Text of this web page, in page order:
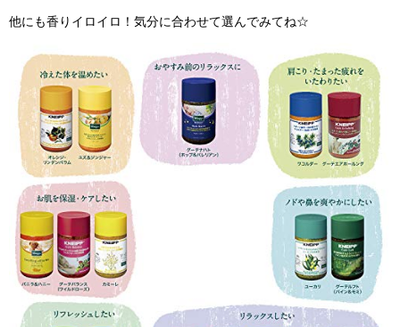
他にも香りイロイロ！気分に合わせて選んでみてね☆